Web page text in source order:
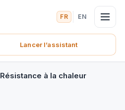
FR EN
Lancer l’assistant
Résistance à la chaleur